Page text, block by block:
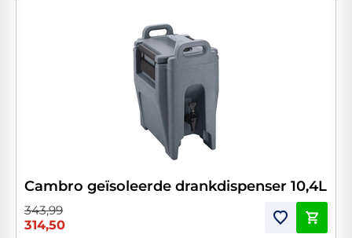
Cambro geïsoleerde drankdispenser 10,4L
343,99
314,50